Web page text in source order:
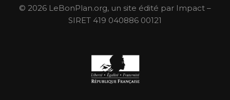
© 2026 LeBonPlan.org, un site édité par Impact –
SIRET 419 040886 00121